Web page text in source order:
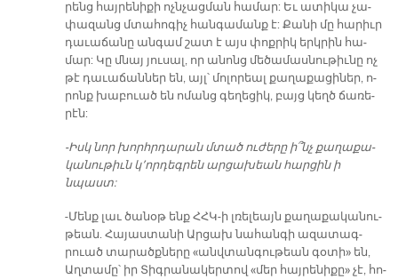
րենց հայ­րե­նի­քի ոչն­չաց­ման հա­մար: Եւ ա­տի­կա չա­
փա­զանց մտա­հո­գիչ հան­գա­մանք է: Քա­նի մը հա­րիւր
դա­ւա­ճա­նը ան­գամ շատ է այս փոք­րիկ երկ­րին հա­
մար: Կը մնայ յու­սալ, որ ա­նոնց մե­ծա­մաս­նու­թիւ­նը ոչ
թէ դա­ւա­ճան­ներ են, այլ՝ մո­լո­րեալ քա­ղա­քա­ցի­ներ, ո­
րոնք խա­բուած են ո­մանց գե­ղե­ցիկ, բայց կեղծ ճա­ռե­
րէն:
-Իսկ նոր խորհր­դա­րան մտած ու­ժե­րը ի՞նչ քաղա­քա­
կա­նու­թիւն կ­­՚որ­դեգ­րեն ար­ցա­խեան հար­ցին ի
նպաստ:
-Մենք լաւ ծա­նօթ ենք ՀՀԿ­-ի լռե­լեայն քա­ղա­քա­կա­նու­
թեան. Հա­յաս­տա­նի Ար­ցախ նա­հան­գի ա­զա­տագ­
րուած տա­րածք­նե­րը «անվ­տան­գու­թեան գօ­տի» են,
Աղ­տա­մը՝ իր Տիգ­րա­նա­կեր­տով «մեր հայ­րե­նի­քը» չէ, հո­